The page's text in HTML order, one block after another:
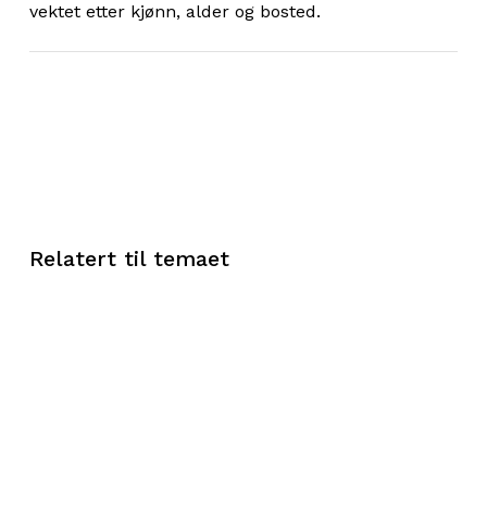
vektet etter kjønn, alder og bosted.
Relatert til temaet